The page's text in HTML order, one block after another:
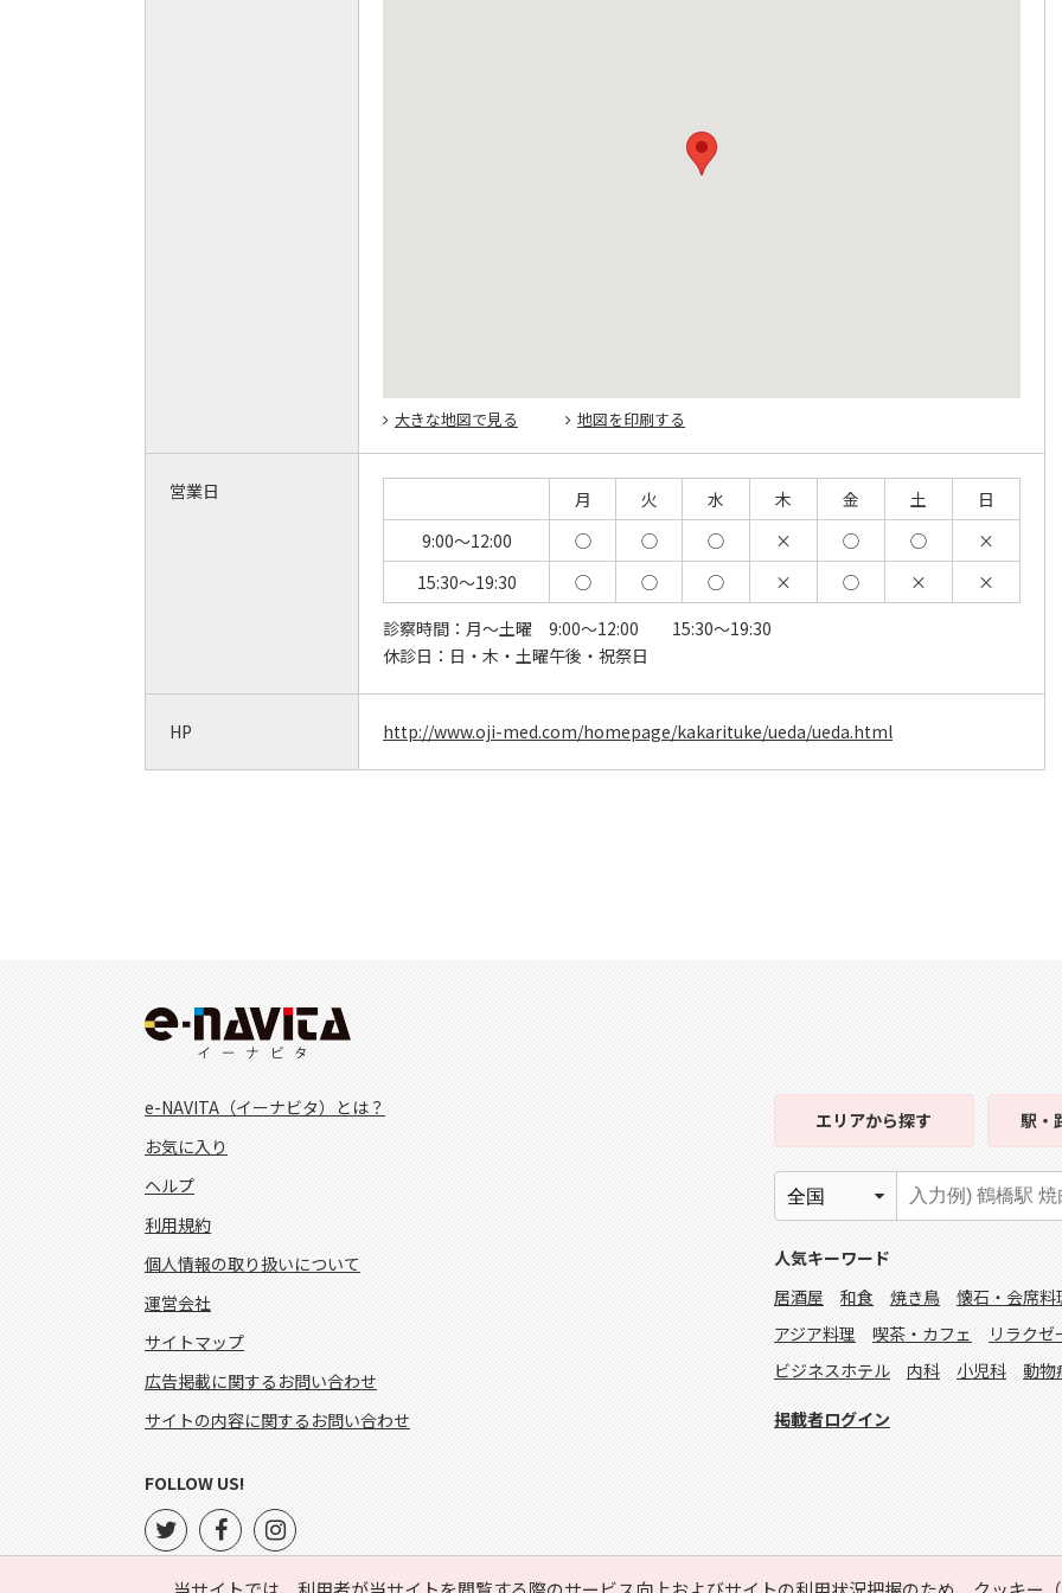
大きな地図で見る 地図を印刷する
営業日 月 火 水 木 金 土
日
9:00～12:00
◯ ◯ ◯ × ◯ ◯
×
15:30～19:30
◯ ◯ ◯ × ◯ ×
×
診察時間： 月～土曜 9:00～12:00 15:30～19:30
休診日： 日・木・土曜午後・祝祭日
HP http://www.oji-med.com/homepage/kakarituke/ueda/ueda.html
e-NAVITA（イーナビタ）とは？
お気に入り
ヘルプ
利用規約
個人情報の取り扱いについて
運営会社
サイトマップ
広告掲載に関するお問い合わせ
サイトの内容に関するお問い合わせ
エリアから探す 駅・
人気キーワード
居酒屋
和食 焼き鳥 懐石・会席料
アジア料理
喫茶・カフェ リラクゼ
ビジネスホテル
内科 小児科 動物
掲載者ログイン
FOLLOW US!